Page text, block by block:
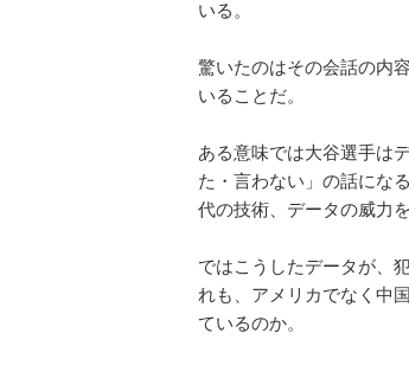
いる。
驚いたのはその会話の内
いることだ。
ある意味では大谷選手は
た・言わない」の話にな
代の技術、データの威力
ではこうしたデータが、
れも、アメリカでなく中
ているのか。